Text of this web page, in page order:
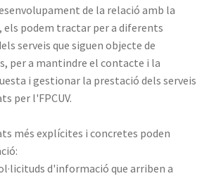
de la relació amb la
els podem tractar per a diferents
serveis que siguen objecte de
per a mantindre el contacte i la
i gestionar la prestació dels serveis
per l'FPCUV.
més explícites i concretes poden
d'informació que arriben a